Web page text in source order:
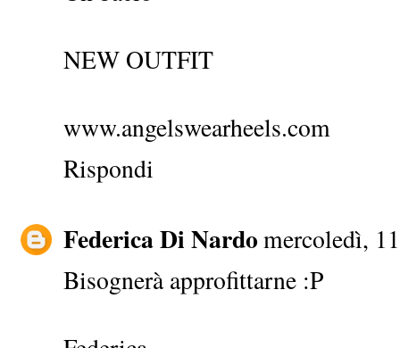
NEW OUTFIT
www.angelswearheels.com
Rispondi
Federica Di Nardomercoledì,
Bisognerà approfittarne :P